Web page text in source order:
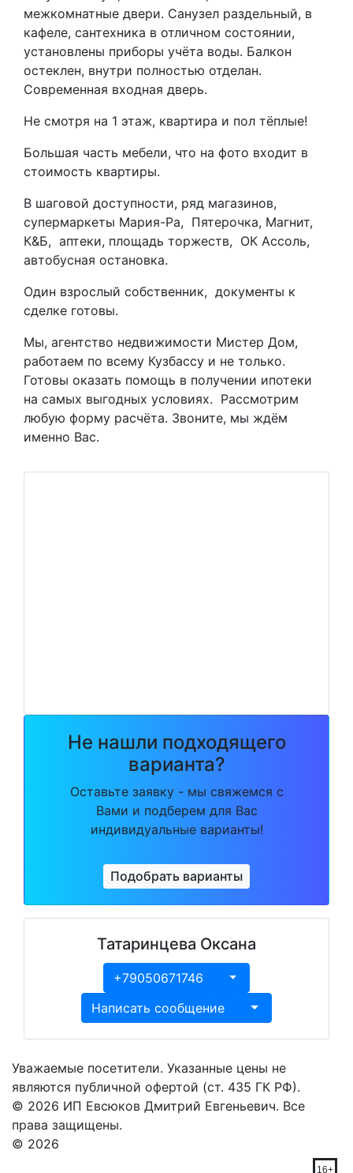
межкомнатные двери. Санузел раздельный, в
кафеле, сантехника в отличном состоянии,
установлены приборы учёта воды. Балкон
остеклен, внутри полностью отделан.
Современная входная дверь.
Не смотря на 1 этаж, квартира и пол тёплые!
Большая часть мебели, что на фото входит в
стоимость квартиры.
В шаговой доступности, ряд магазинов,
супермаркеты Мария-Ра, Пятерочка, Магнит,
К&Б, аптеки, площадь торжеств, ОК Ассоль,
автобусная остановка.
Один взрослый собственник, документы к
сделке готовы.
Мы, агентство недвижимости Мистер Дом,
работаем по всему Кузбассу и не только.
Готовы оказать помощь в получении ипотеки
на самых выгодных условиях. Рассмотрим
любую форму расчёта. Звоните, мы ждём
именно Вас.
Не нашли подходящего
варианта?
Оставьте заявку - мы свяжемся с
Вами и подберем для Вас
индивидуальные варианты!
Подобрать варианты
Татаринцева Оксана
+79050671746
Toggle Dropdown
Написать сообщение
Toggle
Уважаемые посетители. Указанные цены не
являются публичной офертой (ст. 435 ГК РФ).
© 2026 ИП Евсюков Дмитрий Евгеньевич. Все
права защищены.
© 2026
16+